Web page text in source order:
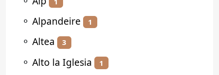
⚬ Alpandeire 1
⚬ Altea 3
⚬ Alto la Iglesia 1